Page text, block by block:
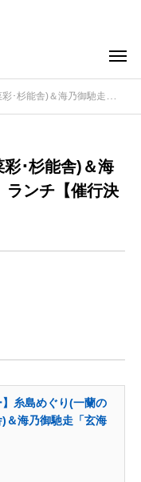
海灘ちらし重」ランチ【催行決定】空席あり
･杉能舎)＆海
ランチ【催行決
】糸島めぐり(一蘭の
＆海乃御馳走「玄海